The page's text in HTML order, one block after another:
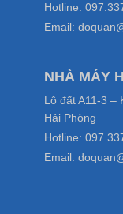
Hotline:
Email:
NHÀ MÁY
Lô đất A11-3 –
Hải Phòng
Hotline:
Email: